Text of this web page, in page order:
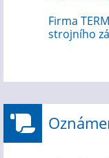
Firma
strojního